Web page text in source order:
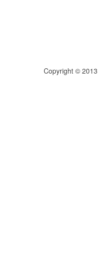
Copyright © 2013